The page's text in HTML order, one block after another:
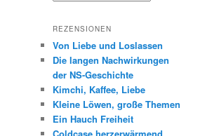
REZENSIONEN
Von Liebe und Loslassen
Die langen Nachwirkungen
der NS-Geschichte
Kimchi, Kaffee, Liebe
Kleine Löwen, große Themen
Ein Hauch Freiheit